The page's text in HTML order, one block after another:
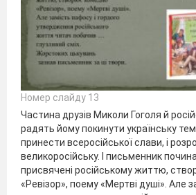
Номер слайду 13
Частина друзів Миколи Гоголя й
радять йому покинути українську
принести всеросійської слави, і
великоросійську. І письменник
присвячені російському життю,
«Ревізор», поему «Мертві душі». Але